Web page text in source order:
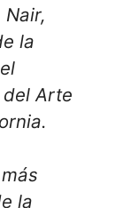
Nair,
la
Arte
la